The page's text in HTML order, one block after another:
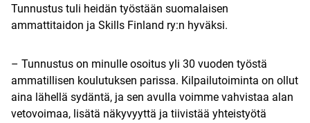
Tunnustus tuli heidän työstään suomalaisen
ammattitaidon ja Skills Finland ry:n hyväksi.
– Tunnustus on minulle osoitus yli 30 vuoden työstä
ammatillisen koulutuksen parissa. Kilpailutoiminta on ollut
aina lähellä sydäntä, ja sen avulla voimme vahvistaa alan
vetovoimaa, lisätä näkyvyyttä ja tiivistää yhteistyötä